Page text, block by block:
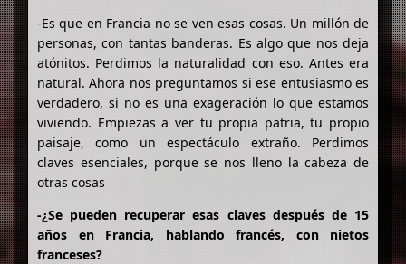
-Es que en Francia no se ven esas cosas. Un millón de
personas, con tantas banderas. Es algo que nos deja
atónitos. Perdimos la naturalidad con eso. Antes era
natural. Ahora nos preguntamos si ese entusiasmo es
verdadero, si no es una exageración lo que estamos
viviendo. Empiezas a ver tu propia patria, tu propio
paisaje, como un espectáculo extraño. Perdimos
claves esenciales, porque se nos lleno la cabeza de
otras cosas
-¿Se pueden recuperar esas claves después de 15
años en Francia, hablando francés, con nietos
franceses?